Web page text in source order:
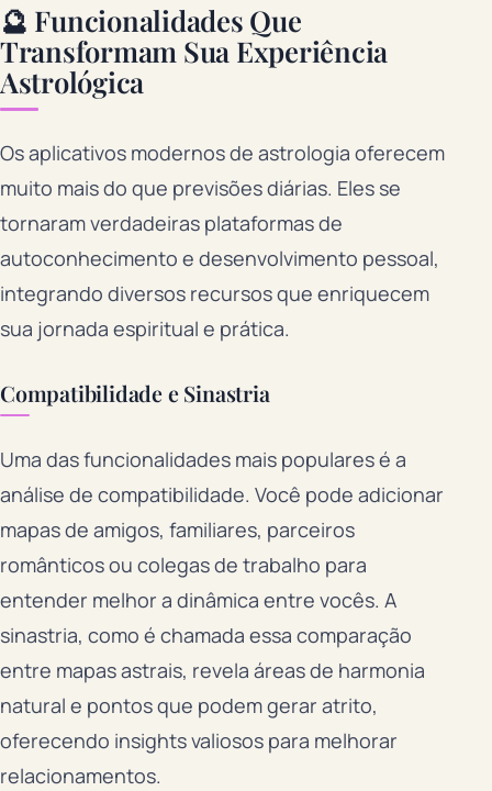
🔮 Funcionalidades Que
Transformam Sua Experiência
Astrológica
Os aplicativos modernos de astrologia oferecem
muito mais do que previsões diárias. Eles se
tornaram verdadeiras plataformas de
autoconhecimento e desenvolvimento pessoal,
integrando diversos recursos que enriquecem
sua jornada espiritual e prática.
Compatibilidade e Sinastria
Uma das funcionalidades mais populares é a
análise de compatibilidade. Você pode adicionar
mapas de amigos, familiares, parceiros
românticos ou colegas de trabalho para
entender melhor a dinâmica entre vocês. A
sinastria, como é chamada essa comparação
entre mapas astrais, revela áreas de harmonia
natural e pontos que podem gerar atrito,
oferecendo insights valiosos para melhorar
relacionamentos.